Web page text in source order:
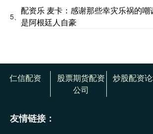
5、
配资乐 麦卡：感谢那些幸灾乐祸的嘲
是阿根廷人自豪
仁信配资
股票期货配资
公司
炒股配资
友情链接：